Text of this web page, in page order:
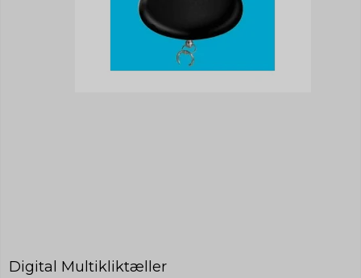
Digital Multikliktæller